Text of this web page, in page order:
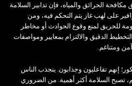
مكافحة الحرائق والمياه، فإن تدابير السلامة
على لهب غاز يتم التحكم فيه، ومن
للحريق لمنع وقوع الحوادث أو مخاطر
الدقيق والالتزام بمعايير ومواصفات
ومتناغم.
إنهم تفاعليون وجذابون. ينجذب الناس
تصبح السلامة أكثر أهمية. من الضروري